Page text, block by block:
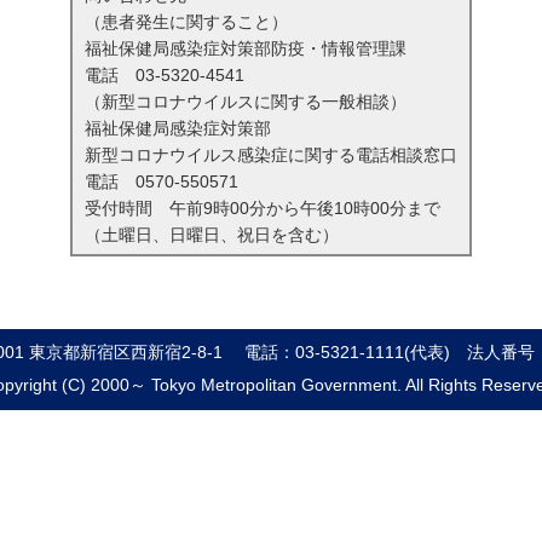
（患者発生に関すること）
福祉保健局感染症対策部防疫・情報管理課
電話 03-5320-4541
（新型コロナウイルスに関する一般相談）
福祉保健局感染症対策部
新型コロナウイルス感染症に関する電話相談窓口
電話 0570-550571
受付時間 午前9時00分から午後10時00分まで
（土曜日、日曜日、祝日を含む）
東京都新宿区西新宿2-8-1 電話：03-5321-1111(代表)
法人番号
(C) 2000～ Tokyo Metropolitan Government. All Rights